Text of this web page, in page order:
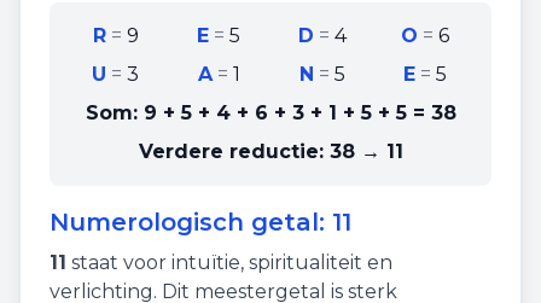
R= 9 E =5 D = 4 O =6
U =3 A= 1 N = 5 E =5
Som: 9 + 5 + 4 + 6 + 3 + 1 + 5 + 5= 38
Verdere reductie: 38 → 11
Numerologisch getal: 11
11 staat voor intuïtie, spiritualiteit en
verlichting. Dit meestergetal is sterk